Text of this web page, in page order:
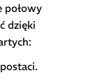
połowy
dzięki